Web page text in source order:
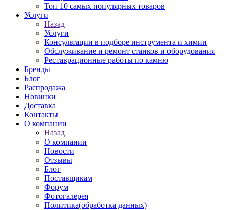
Топ 10 самых популярных товаров
Услуги
Назад
Услуги
Консультации в подборе инструмента и химии
Обслуживание и ремонт станков и оборудования
Реставрационные работы по камню
Бренды
Блог
Распродажа
Новинки
Доставка
Контакты
О компании
Назад
О компании
Новости
Отзывы
Блог
Поставщикам
Форум
Фотогалерея
Политика(обработка данных)